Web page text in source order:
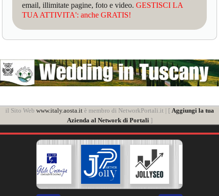
email, illimitate pagine, foto e video.GESTISCI LA
TUA ATTIVITA': anche GRATIS!
il Sito Web www.italy.aosta.itè membro di NetworkPortali.it | [ Aggiungi la tua
Azienda al Network di Portali]